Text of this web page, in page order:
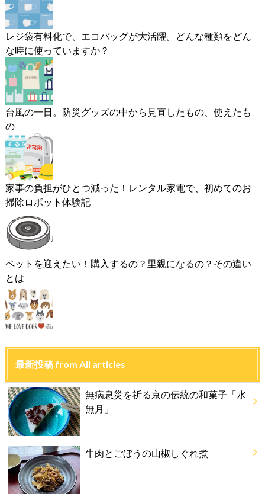
レジ袋有料化で、エコバッグが大活躍。どんな種類をどん
な時に使っていますか？
台風の一日。防災グッズの中から見直したもの、使えたも
の
家事の負担がひとつ減った！レンタル家電で、初めてのお
掃除ロボット体験記
ペットを迎えたい！購入するの？里親になるの？その違い
とは
最新投稿 from All articles
無病息災を祈る京の伝統の和菓子「水
無月」
牛肉とごぼうの山椒しぐれ煮